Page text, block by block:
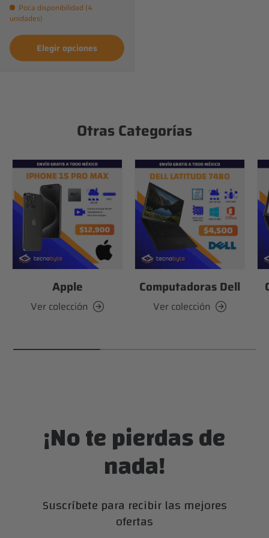
Poca disponibilidad (4
unidades)
Elegir opciones
Otras Categorías
Apple
Ver colección
Computadoras Dell
Ver colección
¡No te pierdas de
nada!
Suscríbete para recibir las mejores
ofertas